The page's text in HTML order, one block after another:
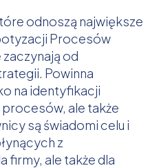
odnoszą największe
Procesów
od
Powinna
na identyfikacji
ale także
są świadomi celu i
z
firmy, ale także dla